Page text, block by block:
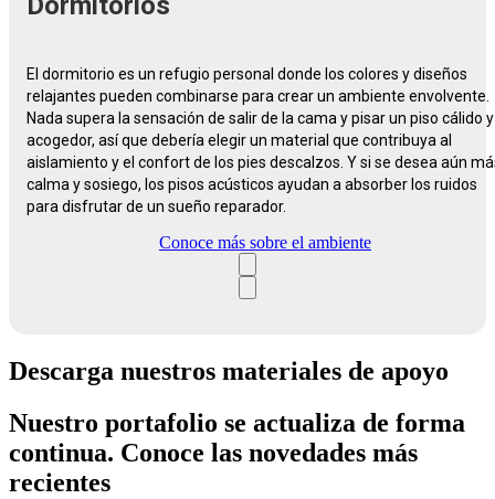
El dormitorio es un refugio personal donde los colores y diseños
relajantes pueden combinarse para crear un ambiente envolvente.
Nada supera la sensación de salir de la cama y pisar un piso cálido y
acogedor, así que debería elegir un material que contribuya al
aislamiento y el confort de los pies descalzos. Y si se desea aún
calma y sosiego, los pisos acústicos ayudan a absorber los ruidos
para disfrutar de un sueño reparador.
Conoce más sobre el ambiente
Descarga nuestros materiales de apoyo
Nuestro portafolio se actualiza de forma
continua. Conoce las novedades más
recientes